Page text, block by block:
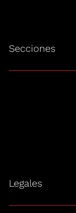
Secciones
Legales